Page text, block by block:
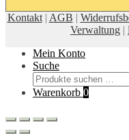
Kontakt| AGB |
Verwaltung |
Mein Konto
Suche
Suchen
nach:
Warenkorb 0